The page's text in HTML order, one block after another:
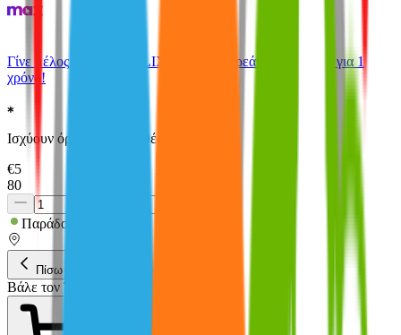
Γίνε μέλος στο SHOPFLIX max για δωρεάν μεταφορικά για 1
χρόνο!
Ισχύουν όροι & προϋποθέσεις.
€5
80
Παράδοση 2-3 ημέρες
Πίσω
Βάλε τον ΤΚ σου